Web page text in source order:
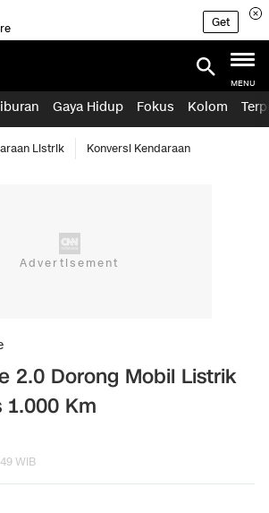
Get
MENU
Gaya Hidup Fokus Kolom
Listrik Konversi Kendaraan
2.0 Dorong Mobil Listrik
1.000 Km
WIB